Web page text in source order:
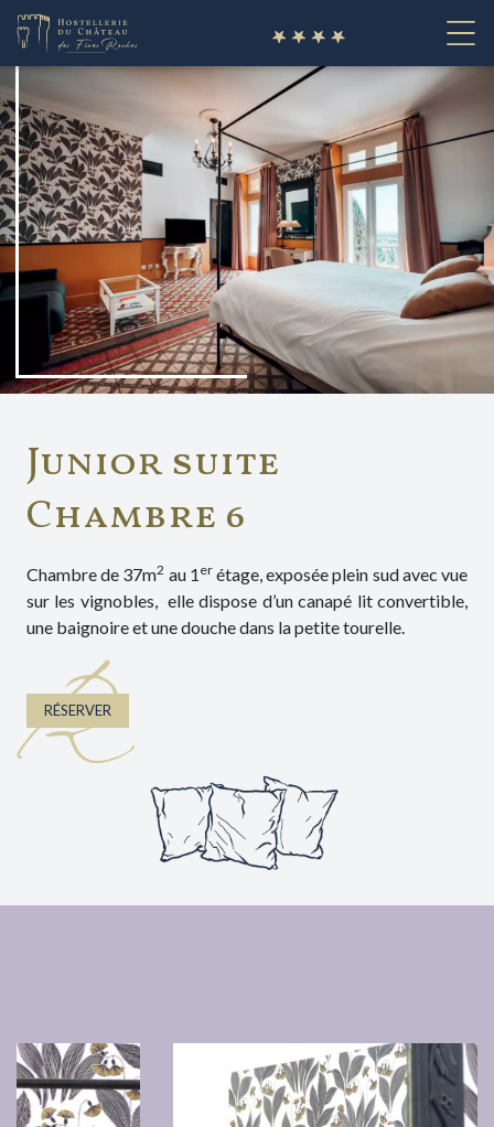
Junior suite
Chambre 6
Chambre de 37m2 au 1 erétage, exposée plein sud avec vue
sur les vignobles, elle dispose d’un canapé lit convertible,
une baignoire et une douche dans la petite tourelle.
R
RÉSERVER